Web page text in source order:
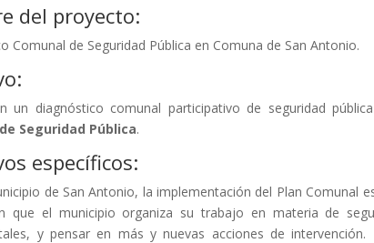
del proyecto:
Comunal de Seguridad Pública en Comuna de San Antonio.
un diagnóstico comunal participativo de seguridad
Seguridad Pública.
específicos:
de San Antonio, la implementación del Plan Comunal
que el municipio organiza su trabajo en materia de
y pensar en más y nuevas acciones de